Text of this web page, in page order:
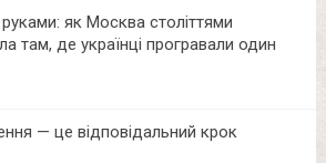
як Москва століттями
там, де українці програвали один
— це відповідальний крок